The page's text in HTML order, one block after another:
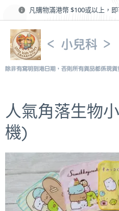
凡購物滿港幣 $100或以上，
< 小兒科 >
除非有寫明到港日期，否則所有貨品都係現
人氣角落生物
機)